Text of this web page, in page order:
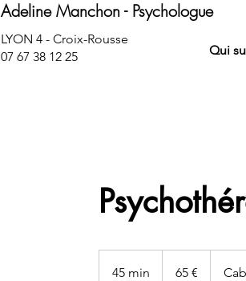
LYON 4 - Croix-Rousse
07 67 38 12 25
Adeline Manchon - Psychologue
Qui
45 min 65 €